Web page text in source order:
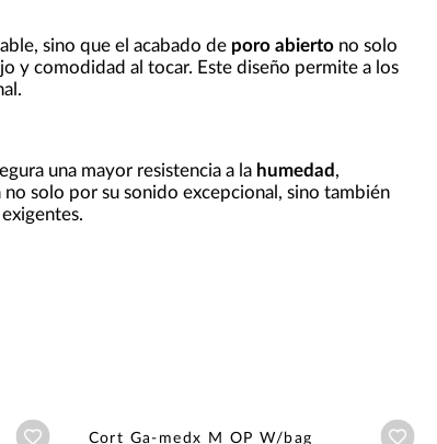
sino que el acabado de poro abiertono solo
y comodidad al tocar. Este diseño permite a los
una mayor resistencia a la humedad ,
solo por su sonido excepcional, sino también
Añadir a wishlist
Cort Ga-medx M OP W/bag